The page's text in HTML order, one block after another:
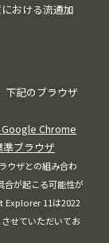
おける流通加
下記のブラウザ
Chrome
ブラウザ
ウザとの組み合わ
合が起こる可能性が
Explorer 11は2022
せていただいてお